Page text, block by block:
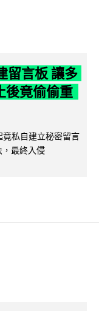
留言板 讓多
後竟偷偷重
私自建立秘密留言
最終入侵